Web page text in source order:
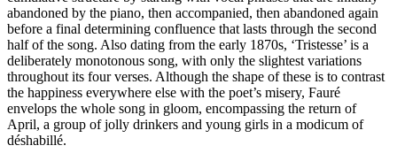
abandoned by the piano, then accompanied, then abandoned again
before a final determining confluence that lasts through the second
half of the song. Also dating from the early 1870s, ‘Tristesse’ is a
deliberately monotonous song, with only the slightest variations
throughout its four verses. Although the shape of these is to contrast
the happiness everywhere else with the poet’s misery, Fauré
envelops the whole song in gloom, encompassing the return of
April, a group of jolly drinkers and young girls in a modicum of
déshabillé.